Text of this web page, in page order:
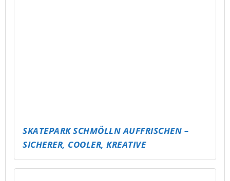
SKATEPARK SCHMÖLLN AUFFRISCHEN –
SICHERER, COOLER, KREATIVE